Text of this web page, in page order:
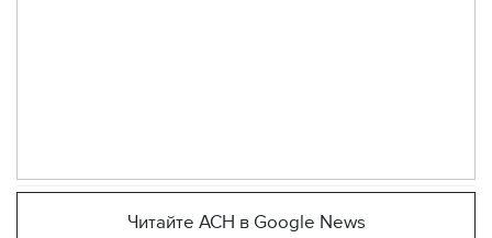
Читайте АСН в Google News